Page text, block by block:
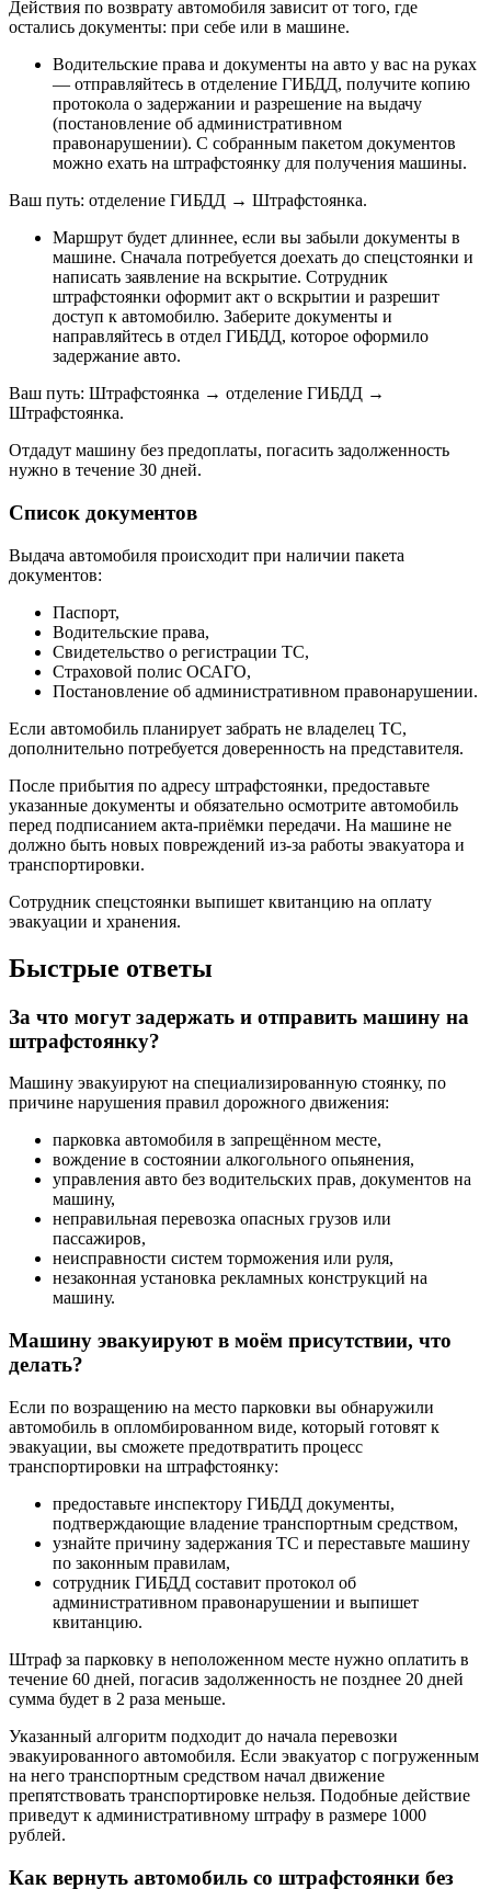
Действия по возврату автомобиля зависит от того, где
остались документы: при себе или в машине.
Водительские права и документы на авто у вас на руках
— отправляйтесь в отделение ГИБДД, получите копию
протокола о задержании и разрешение на выдачу
(постановление об административном
правонарушении). С собранным пакетом документов
можно ехать на штрафстоянку для получения машины.
Ваш путь: отделение ГИБДД → Штрафстоянка.
Маршрут будет длиннее, если вы забыли документы в
машине. Сначала потребуется доехать до спецстоянки и
написать заявление на вскрытие. Сотрудник
штрафстоянки оформит акт о вскрытии и разрешит
доступ к автомобилю. Заберите документы и
направляйтесь в отдел ГИБДД, которое оформило
задержание авто.
Ваш путь: Штрафстоянка → отделение ГИБДД →
Штрафстоянка.
Отдадут машину без предоплаты, погасить задолженность
нужно в течение 30 дней.
Список документов
Выдача автомобиля происходит при наличии пакета
документов:
Паспорт,
Водительские права,
Свидетельство о регистрации ТС,
Страховой полис ОСАГО,
Постановление об административном правонарушении.
Если автомобиль планирует забрать не владелец ТС,
дополнительно потребуется доверенность на представителя.
После прибытия по адресу штрафстоянки, предоставьте
указанные документы и обязательно осмотрите автомобиль
перед подписанием акта-приёмки передачи. На машине не
должно быть новых повреждений из-за работы эвакуатора и
транспортировки.
Сотрудник спецстоянки выпишет квитанцию на оплату
эвакуации и хранения.
Быстрые ответы
За что могут задержать и отправить машину на
штрафстоянку?
Машину эвакуируют на специализированную стоянку, по
причине нарушения правил дорожного движения:
парковка автомобиля в запрещённом месте,
вождение в состоянии алкогольного опьянения,
управления авто без водительских прав, документов на
машину,
неправильная перевозка опасных грузов или
пассажиров,
неисправности систем торможения или руля,
незаконная установка рекламных конструкций на
машину.
Машину эвакуируют в моём присутствии, что
делать?
Если по возращению на место парковки вы обнаружили
автомобиль в опломбированном виде, который готовят к
эвакуации, вы сможете предотвратить процесс
транспортировки на штрафстоянку:
предоставьте инспектору ГИБДД документы,
подтверждающие владение транспортным средством,
узнайте причину задержания ТС и переставьте машину
по законным правилам,
сотрудник ГИБДД составит протокол об
административном правонарушении и выпишет
квитанцию.
Штраф за парковку в неположенном месте нужно оплатить в
течение 60 дней, погасив задолженность не позднее 20 дней
сумма будет в 2 раза меньше.
Указанный алгоритм подходит до начала перевозки
эвакуированного автомобиля. Если эвакуатор с погруженным
на него транспортным средством начал движение
препятствовать транспортировке нельзя. Подобные действие
приведут к административному штрафу в размере 1000
рублей.
Как вернуть автомобиль со штрафстоянки без